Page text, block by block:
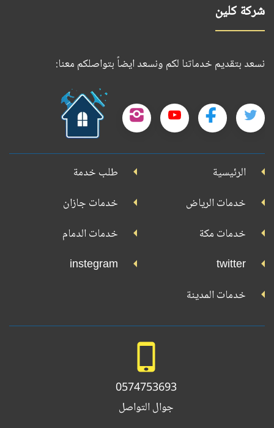
شركة كلين
نسعد بتقديم خدماتنا لكم ونسعد ايضاً بتواصلكم معنا:
تابعنا
تويتر
تابعنا
تابعنا
تابعنا
إنستجرام
جوجل
الرئيسية
طلب خدمة
خدمات الرياض
خدمات جازان
خدمات مكة
خدمات الدمام
twitter
instegram
خدمات المدينة
0574753693
جوال التواصل